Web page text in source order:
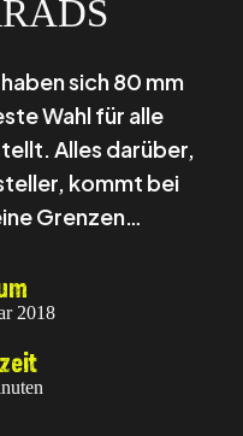
sich 80 mm
Wahl für alle
Alles darüber,
kommt bei
Grenzen…
2018